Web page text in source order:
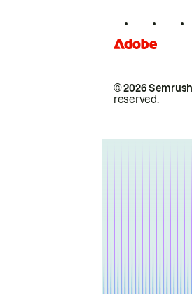
© 2026
reserved.